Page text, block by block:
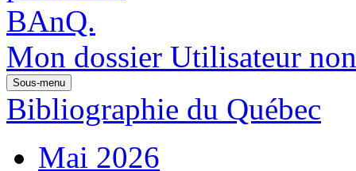
Mon dossier Utilisateur
Sous-menu
Bibliographie du Québec
Mai 2026